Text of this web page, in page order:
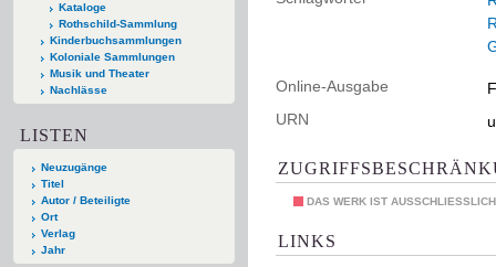
Kataloge
Rothschild-Sammlung
Kinderbuchsammlungen
Koloniale Sammlungen
Musik und Theater
Nachlässe
LISTEN
Neuzugänge
Titel
Autor / Beteiligte
Ort
Verlag
Jahr
Online-Ausgabe
URN
DAS WERK IST
LINKS